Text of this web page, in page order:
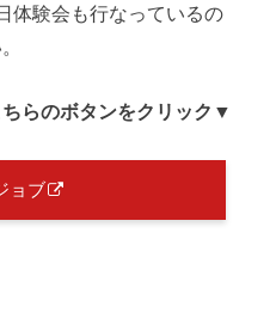
体験会も行なっているの
らのボタンをクリック ▼
ョブ